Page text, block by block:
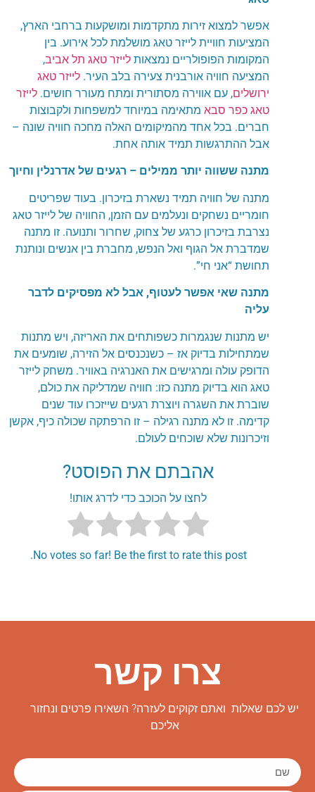
אפשר למצוא זירות מתקדמות ומושקעות ברחבי הארץ,
המציעות חוויית לייזר טאג מושלמת לכל אירוע. בין
המקומות הפופולריים נמצאות לייזר טאג תל אביב,
המציעה חוויה אורבנית צעירה בלב העיר. לייזר טאג
ירושלים, עם אווירה מסתורית ומתח מעורר חושים. לייזר
טאג כפר סבא מתאימה במיוחד למשפחות ולקבוצות
חברים. בכל אחד מהמיקומים האלה מחכה חוויה שונה –
אבל ההתרגשות תמיד אותה אחת.
מתנה ששווה יותר ממילים – רגעים של אדרנלין וחיוך
מתנה של חוויה תמיד נשארת בזיכרון. בעוד שפריטים
חומריים נשחקים ונעלמים עם הזמן, החוויה של לייזר טאג
נצרבת בזיכרון כרגע של צחוק, שחרור ותנועה. זו מתנה
שמדברת אל הגוף ואל הנפש, מחברת בין אנשים ונותנת
תחושת “אני חי”.
מתנה שאי אפשר לעטוף, אבל לא מפסיקים לדבר
עליה
יש מתנות שנגמרות כשפותחים את האריזה, ויש מתנות
שמתחילות בדיוק אז – כשנכנסים אל הזירה, שומעים את
הדופק עולה ומרגישים את האנרגיה באוויר. משחק לייזר
טאג הוא בדיוק מתנה כזו: חוויה שמדליקה את כולם,
שוברת את השגרה ויוצרת רגעים שייזכרו עוד שנים
קדימה. זו לא מתנה רגילה – זו הרפתקה שכולה כיף, אקשן
וזיכרונות שלא שוכחים לעולם.
אהבתם את הפוסט?
לחצו על הכוכב כדי לדרג אותו!
No votes so far! Be the first to rate this post.
צרו קשר
יש לכם שאלות ואתם זקוקים לעזרה? השאירו פרטים ונחזור
אליכם